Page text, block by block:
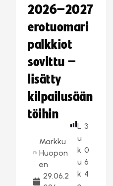
2026–2027
erotuomari
palkkiot
sovittu –
lisätty
kilpailusään
töihin
Markku
Huopon
en
29.06.2
L
u
k
u
k
3
0
6
4